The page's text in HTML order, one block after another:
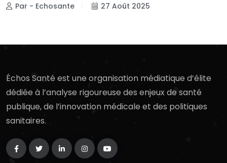
Par - Echosante 27 Août 2025
Échos Santé est une organisation médiatique d’élite
dédiée à l’analyse rigoureuse des enjeux de santé
publique, de l’innovation médicale et des politiques
sanitaires.